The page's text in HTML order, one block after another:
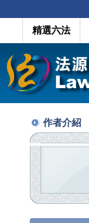
精選六法
作者介紹